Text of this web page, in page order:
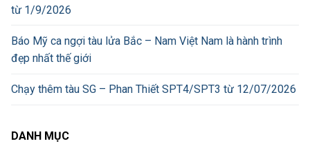
từ 1/9/2026
Báo Mỹ ca ngợi tàu lửa Bắc – Nam Việt Nam là hành trình
đẹp nhất thế giới
Chạy thêm tàu SG – Phan Thiết SPT4/SPT3 từ 12/07/2026
DANH MỤC